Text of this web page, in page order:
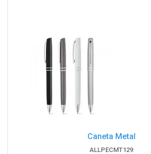
Caneta Metal
ALLPECMT129